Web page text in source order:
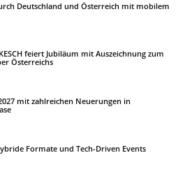
Deutschland und Österreich mit mobilem
KESCH feiert Jubiläum mit Auszeichnung zum
Österreichs
mit zahlreichen Neuerungen in
Formate und Tech-Driven Events